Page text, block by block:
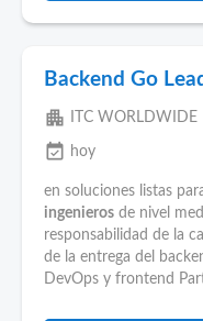
Backend Go
apartment ITC WORLDWIDE
event_available hoy
en soluciones listas
ingenieros de nivel
responsabilidad de la
de la entrega del
DevOps y frontend